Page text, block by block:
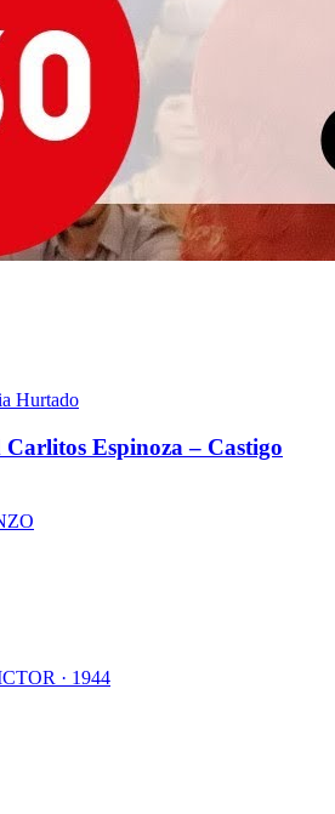
Hurtado
Espinoza – Castigo
· 1944